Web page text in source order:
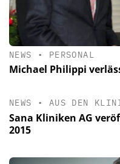
NEWS • PERSONAL
Michael Philippi
NEWS • AUS DEN
Sana Kliniken AG
2015